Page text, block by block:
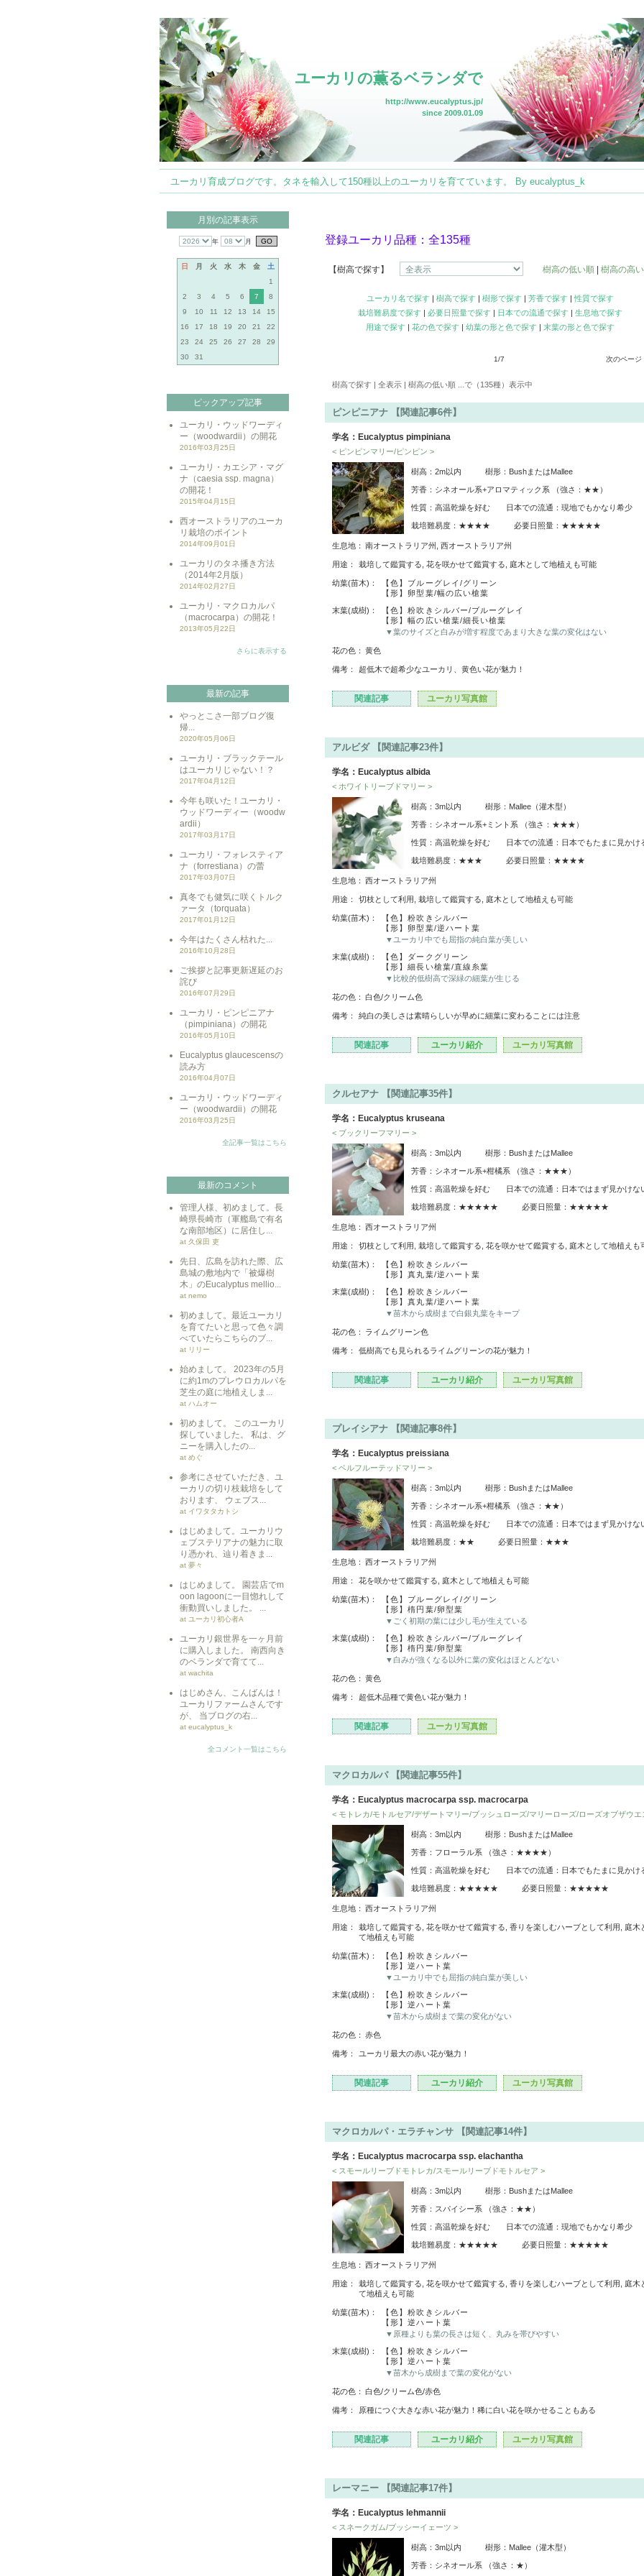
ユーカリの薫るベランダで
http://www.eucalyptus.jp/
since 2009.01.09
ユーカリ育成ブログです。タネを輸入して150種以上のユーカリを育てています。 By eucalyptus_k
月別の記事表示
年 月
日 月 火 水 木 金
土
1
2
3 4 5 6 7
8
9
10 11 12 13 14
15
16
17 18 19 20 21
22
23
24 25 26 27 28
29
30
31
ピックアップ記事
ユーカリ・ウッドワーディ
ー（woodwardii）の開花
2016年03月25日
ユーカリ・カエシア・マグ
ナ（caesia ssp. magna）
の開花！
2015年04月15日
西オーストラリアのユーカ
リ栽培のポイント
2014年09月01日
ユーカリのタネ播き方法
（2014年2月版）
2014年02月27日
ユーカリ・マクロカルパ
（macrocarpa）の開花！
2013年05月22日
さらに表示する
最新の記事
やっとこさ一部ブログ復
帰...
2020年05月06日
ユーカリ・ブラックテール
はユーカリじゃない！？
2017年04月12日
今年も咲いた！ユーカリ・
ウッドワーディー（woodw
ardii）
2017年03月17日
ユーカリ・フォレスティア
ナ（forrestiana）の蕾
2017年03月07日
真冬でも健気に咲くトルク
ァータ（torquata）
2017年01月12日
今年はたくさん枯れた...
2016年10月28日
ご挨拶と記事更新遅延のお
詫び
2016年07月29日
ユーカリ・ピンピニアナ
（pimpiniana）の開花
2016年05月10日
Eucalyptus glaucescensの
読み方
2016年04月07日
ユーカリ・ウッドワーディ
ー（woodwardii）の開花
2016年03月25日
全記事一覧はこちら
最新のコメント
管理人様、初めまして。長
崎県長崎市（軍艦島で有名
な南部地区）に居住し...
at 久保田 吏
先日、広島を訪れた際、広
島城の敷地内で「被爆樹
木」のEucalyptus mellio...
at nemo
初めまして。最近ユーカリ
を育てたいと思って色々調
べていたらこちらのブ...
at リリー
始めまして。 2023年の5月
に約1mのプレウロカルパを
芝生の庭に地植えしま...
at ハムオー
初めまして。 このユーカリ
探していました。 私は、グ
ニーを購入したの...
at めぐ
参考にさせていただき、ユ
ーカリの切り枝栽培をして
おります、 ウェブス...
at イワタタカトシ
はじめまして。ユーカリウ
ェブステリアナの魅力に取
り憑かれ、辿り着きま...
at 夢々
はじめまして。 園芸店でm
oon lagoonに一目惚れして
衝動買いしました。 ...
at ユーカリ初心者A
ユーカリ銀世界を一ヶ月前
に購入しました。 南西向き
のベランダで育てて...
at wachita
はじめさん、こんばんは！
ユーカリファームさんです
が、 当ブログの右...
at eucalyptus_k
全コメント一覧はこちら
登録ユーカリ品種：全135種
【樹高で探す】 樹高の低い順| 樹高の高
ユーカリ名で探す | 樹高で探す | 樹形で探す | 芳香で探す |性質で探す
栽培難易度で探す | 必要日照量で探す | 日本での流通で探す | 生息地で探す
用途で探す | 花の色で探す | 幼葉の形と色で探す | 末葉の形と色で探す
1/7 次のページ
樹高で探す | 全表示 | 樹高の低い順 ...で（135種）表示中
ピンピニアナ 【関連記事6件】
学名：Eucalyptus pimpiniana
< ピンピンマリー/ピンピン >
樹高：2m以内 樹形：BushまたはMallee
芳香：シネオール系+アロマティック系 （強さ：★★）
性質：高温乾燥を好む 日本での流通：現地でもかなり希少
栽培難易度：★★★★ 必要日照量：★★★★★
生息地： 南オーストラリア州, 西オーストラリア州
用途： 栽培して鑑賞する, 花を咲かせて鑑賞する, 庭木として地植えも可能
幼葉(苗木)：
【色】ブルーグレイ/グリーン
【形】卵型葉/幅の広い槍葉
末葉(成樹)：
【色】粉吹きシルバー/ブルーグレイ
【形】幅の広い槍葉/細長い槍葉
▼葉のサイズと白みが増す程度であまり大きな葉の変化はない
花の色： 黄色
備考： 超低木で超希少なユーカリ、黄色い花が魅力！
関連記事 ユーカリ写真館
アルビダ 【関連記事23件】
学名：Eucalyptus albida
< ホワイトリーブドマリー >
樹高：3m以内 樹形：Mallee（灌木型）
芳香：シネオール系+ミント系 （強さ：★★★）
性質：高温乾燥を好む 日本での流通：日本でもたまに見かけ
栽培難易度：★★★ 必要日照量：★★★★
生息地： 西オーストラリア州
用途： 切枝として利用, 栽培して鑑賞する, 庭木として地植えも可能
幼葉(苗木)：
【色】粉吹きシルバー
【形】卵型葉/逆ハート葉
▼ユーカリ中でも屈指の純白葉が美しい
末葉(成樹)：
【色】ダークグリーン
【形】細長い槍葉/直線糸葉
▼比較的低樹高で深緑の細葉が生じる
花の色： 白色/クリーム色
備考： 純白の美しさは素晴らしいが早めに細葉に変わることには注意
関連記事 ユーカリ紹介 ユーカリ写真館
クルセアナ 【関連記事35件】
学名：Eucalyptus kruseana
< ブックリーフマリー >
樹高：3m以内 樹形：BushまたはMallee
芳香：シネオール系+柑橘系 （強さ：★★★）
性質：高温乾燥を好む 日本での流通：日本ではまず見かけな
栽培難易度：★★★★★ 必要日照量：★★★★★
生息地： 西オーストラリア州
用途： 切枝として利用, 栽培して鑑賞する, 花を咲かせて鑑賞する, 庭木として地植えも
幼葉(苗木)：
【色】粉吹きシルバー
【形】真丸葉/逆ハート葉
末葉(成樹)：
【色】粉吹きシルバー
【形】真丸葉/逆ハート葉
▼苗木から成樹まで白銀丸葉をキープ
花の色： ライムグリーン色
備考： 低樹高でも見られるライムグリーンの花が魅力！
関連記事 ユーカリ紹介 ユーカリ写真館
プレイシアナ 【関連記事8件】
学名：Eucalyptus preissiana
< ベルフルーテッドマリー >
樹高：3m以内 樹形：BushまたはMallee
芳香：シネオール系+柑橘系 （強さ：★★）
性質：高温乾燥を好む 日本での流通：日本ではまず見かけな
栽培難易度：★★ 必要日照量：★★★
生息地： 西オーストラリア州
用途： 花を咲かせて鑑賞する, 庭木として地植えも可能
幼葉(苗木)：
【色】ブルーグレイ/グリーン
【形】楕円葉/卵型葉
▼ごく初期の葉には少し毛が生えている
末葉(成樹)：
【色】粉吹きシルバー/ブルーグレイ
【形】楕円葉/卵型葉
▼白みが強くなる以外に葉の変化はほとんどない
花の色： 黄色
備考： 超低木品種で黄色い花が魅力！
関連記事 ユーカリ写真館
マクロカルパ 【関連記事55件】
学名：Eucalyptus macrocarpa ssp. macrocarpa
< モトレカ/モトルセア/デザートマリー/ブッシュローズ/マリーローズ/ローズオブザウエ
樹高：3m以内 樹形：BushまたはMallee
芳香：フローラル系 （強さ：★★★★）
性質：高温乾燥を好む 日本での流通：日本でもたまに見かけ
栽培難易度：★★★★★ 必要日照量：★★★★★
生息地： 西オーストラリア州
用途：
栽培して鑑賞する, 花を咲かせて鑑賞する, 香りを楽しむハーブとして利用, 庭木
て地植えも可能
幼葉(苗木)：
【色】粉吹きシルバー
【形】逆ハート葉
▼ユーカリ中でも屈指の純白葉が美しい
末葉(成樹)：
【色】粉吹きシルバー
【形】逆ハート葉
▼苗木から成樹まで葉の変化がない
花の色： 赤色
備考： ユーカリ最大の赤い花が魅力！
関連記事 ユーカリ紹介 ユーカリ写真館
マクロカルパ・エラチャンサ 【関連記事14件】
学名：Eucalyptus macrocarpa ssp. elachantha
< スモールリーブドモトレカ/スモールリーブドモトルセア >
樹高：3m以内 樹形：BushまたはMallee
芳香：スパイシー系 （強さ：★★）
性質：高温乾燥を好む 日本での流通：現地でもかなり希少
栽培難易度：★★★★★ 必要日照量：★★★★★
生息地： 西オーストラリア州
用途：
栽培して鑑賞する, 花を咲かせて鑑賞する, 香りを楽しむハーブとして利用, 庭木
て地植えも可能
幼葉(苗木)：
【色】粉吹きシルバー
【形】逆ハート葉
▼原種よりも葉の長さは短く、丸みを帯びやすい
末葉(成樹)：
【色】粉吹きシルバー
【形】逆ハート葉
▼苗木から成樹まで葉の変化がない
花の色： 白色/クリーム色/赤色
備考： 原種につぐ大きな赤い花が魅力！稀に白い花を咲かせることもある
関連記事 ユーカリ紹介 ユーカリ写真館
レーマニー 【関連記事17件】
学名：Eucalyptus lehmannii
< スネークガム/ブッシーイェーツ >
樹高：3m以内 樹形：Mallee（灌木型）
芳香：シネオール系 （強さ：★）